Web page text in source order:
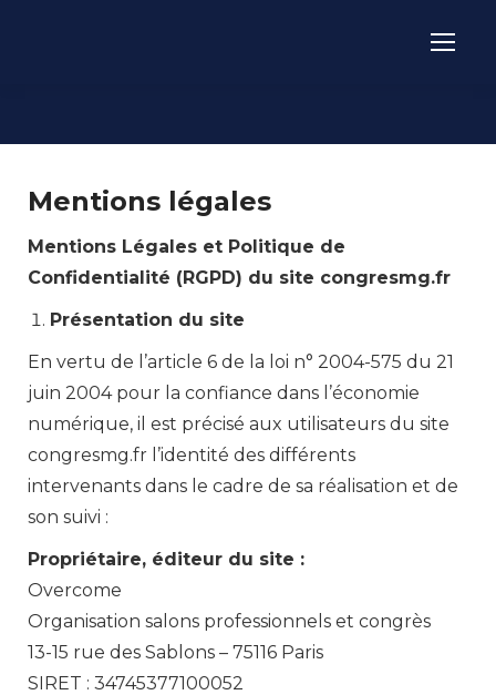
Mentions légales
Mentions Légales et Politique de
Confidentialité (RGPD) du site congresmg.fr
Présentation du site
En vertu de l’article 6 de la loi n° 2004-575 du 21
juin 2004 pour la confiance dans l’économie
numérique, il est précisé aux utilisateurs du site
congresmg.fr l’identité des différents
intervenants dans le cadre de sa réalisation et de
son suivi :
Propriétaire, éditeur du site :
Overcome
Organisation salons professionnels et congrès
13-15 rue des Sablons – 75116 Paris
SIRET : 34745377100052